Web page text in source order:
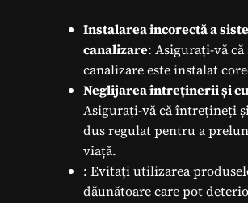
Instalarea incorectă a
canalizare: Asigurați-vă
canalizare este instalat
Neglijarea întreținerii și
Asigurați-vă că întrețineți
dus regulat pentru a
viață.
: Evitați utilizarea
dăunătoare care pot